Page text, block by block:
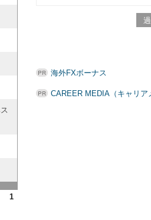
1
海外FXボーナス
CAREER MEDIA（キャリア